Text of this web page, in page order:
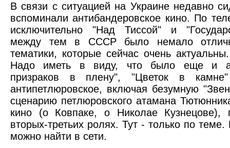
В связи с ситуацией на Украине недавно
вспоминали антибандеровское кино. По
исключительно "Над Тиссой" и
между тем в СССР было немало
тематики, которые сейчас очень
Надо иметь в виду, что было еще и
призраков в плену", "Цветок в
антипетлюровское, включая безумную
сценарию петлюровского атамана
кино (о Ковпаке, о Николае Кузнецове),
вторых-третьих ролях. Тут - только по
можно найти в сети.